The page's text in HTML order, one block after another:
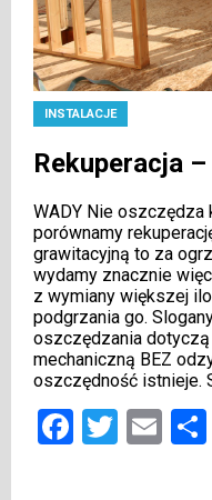
INSTALACJE
Rekuperacja
WADY Nie
porównamy
grawitacyjną to za
wydamy znacznie
z wymiany większej
podgrzania go.
oszczędzania
mechaniczną BEZ
oszczędność istnieje.
Facebook
Twitter